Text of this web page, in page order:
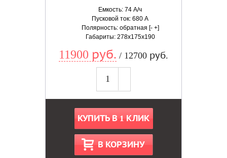
Емкость: 74 А/ч
Пусковой ток: 680 А
Полярность: обратная [- +]
Габариты: 278x175x190
11900 руб. / 12700 руб.
КУПИТЬ В 1 КЛИК
В КОРЗИНУ